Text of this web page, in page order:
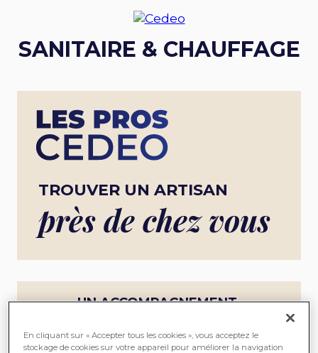
SANITAIRE & CHAUFFAGE
TROUVER UN ARTISAN
près de chez vous
UN ACCOMPAGNEMENT
SEREIN
En cliquant sur « Accepter tous les cookies », vous acceptez le
stockage de cookies sur votre appareil pour améliorer la navigation